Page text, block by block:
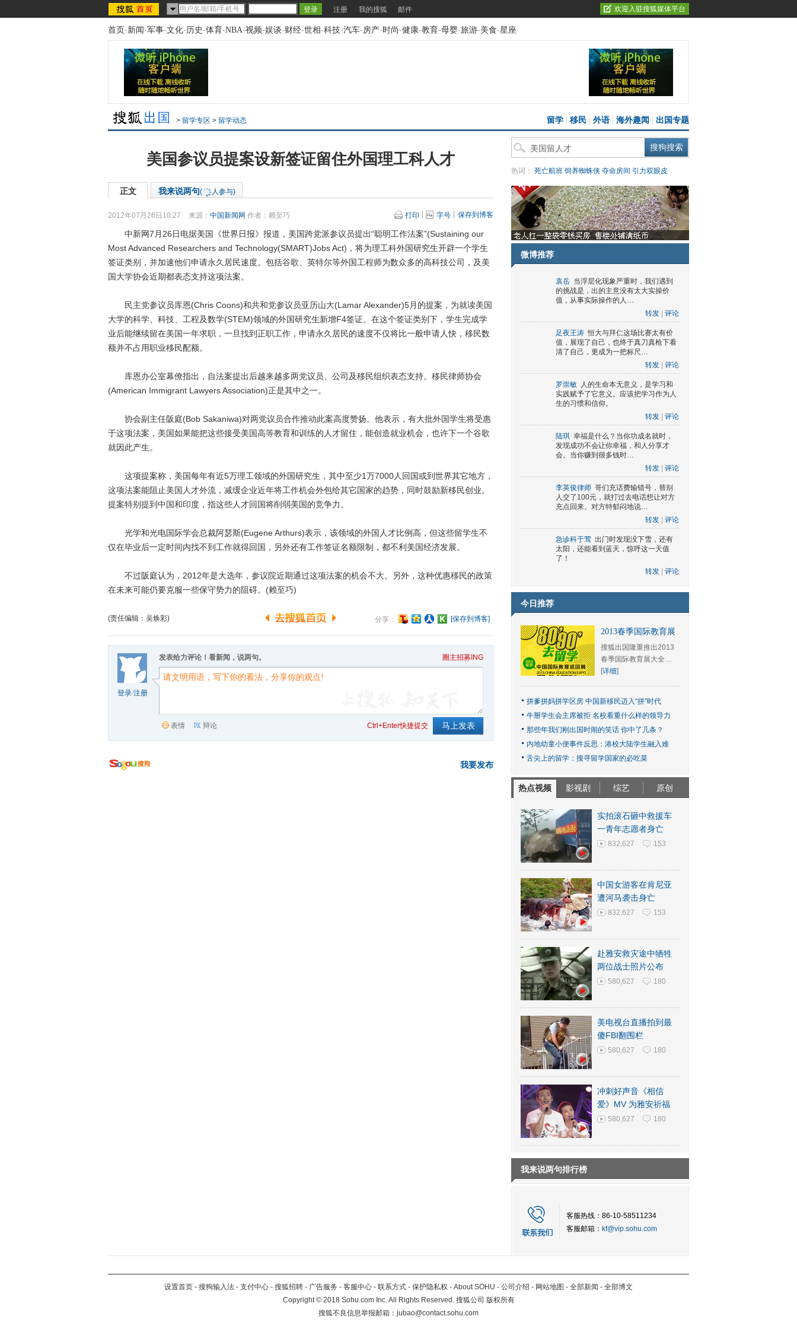
注册 我的搜狐 邮件 欢迎入驻搜狐媒体平台
首页-新闻-军事-文化-历史-体育-NBA-视频-娱谈-财经-世相-科技-汽车-房产-时尚-健康-教育-母婴-旅游-美食-星座
> 留学专区 > 留学动态 留学 移民 外语| 海外趣闻 出国专题
美国参议员提案设新签证留住外国理工科人才
正文 我来说两句( 人参与)
2012年07月26日10:27 来源： 中国新闻网 作者：赖至巧 打印 字号 保存到博客
中新网7月26日电据美国《世界日报》报道，美国跨党派参议员提出“聪明工作法案”(Sustaining our
Most Advanced Researchers and Technology(SMART)Jobs Act)，将为理工科外国研究生开辟一个学生
签证类别，并加速他们申请永久居民速度。包括谷歌、英特尔等外国工程师为数众多的高科技公司，及美
国大学协会近期都表态支持这项法案。
民主党参议员库恩(Chris Coons)和共和党参议员亚历山大(Lamar Alexander)5月的提案，为就读美国
大学的科学、科技、工程及数学(STEM)领域的外国研究生新增F4签证。在这个签证类别下，学生完成学
业后能继续留在美国一年求职，一旦找到正职工作，申请永久居民的速度不仅将比一般申请人快，移民数
额并不占用职业移民配额。
库恩办公室幕僚指出，自法案提出后越来越多两党议员、公司及移民组织表态支持。移民律师协会
(American Immigrant Lawyers Association)正是其中之一。
协会副主任阪庭(Bob Sakaniwa)对两党议员合作推动此案高度赞扬。他表示，有大批外国学生将受惠
于这项法案，美国如果能把这些接受美国高等教育和训练的人才留住，能创造就业机会，也许下一个谷歌
就因此产生。
这项提案称，美国每年有近5万理工领域的外国研究生，其中至少1万7000人回国或到世界其它地方，
这项法案能阻止美国人才外流，减缓企业近年将工作机会外包给其它国家的趋势，同时鼓励新移民创业。
提案特别提到中国和印度，指这些人才回国将削弱美国的竞争力。
光学和光电国际学会总裁阿瑟斯(Eugene Arthurs)表示，该领域的外国人才比例高，但这些留学生不
仅在毕业后一定时间内找不到工作就得回国，另外还有工作签证名额限制，都不利美国经济发展。
不过阪庭认为，2012年是大选年，参议院近期通过这项法案的机会不大。另外，这种优惠移民的政策
在未来可能仍要克服一些保守势力的阻碍。(赖至巧)
(责任编辑：吴焕彩) 分享： [保存到博客]
登录/注册
发表给力评论！看新闻，说两句。 圈主招募ING
表情 辩论 Ctrl+Enter快捷提交
我要发布
热词： 死亡航班 饲养蜘蛛侠 夺命房间 引力双眼皮
微博推荐
袁岳 当浮层化现象严重时，我们遇到
的挑战是，出的主意没有太大实操价
值，从事实际操作的人…
转发
评论
足夜王涛 恒大与拜仁这场比赛太有价
值，展现了自己，也终于真刀真枪下看
清了自己，更成为一把标尺…
转发
评论
罗崇敏 人的生命本无意义，是学习和
实践赋予了它意义。应该把学习作为人
生的习惯和信仰。
转发
评论
陆琪 幸福是什么？当你功成名就时，
发现成功不会让你幸福，和人分享才
会。当你赚到很多钱时…
转发
评论
李英俊律师 哥们充话费输错号，替别
人交了100元，就打过去电话想让对方
充点回来。对方特郁闷地说…
转发
评论
急诊科于莺 出门时发现没下雪，还有
太阳，还能看到蓝天，惊呼这一天值
了！
转发
评论
今日推荐
2013春季国际教育展
搜狐出国隆重推出2013
春季国际教育展大全…
[详细]
拼爹拼妈拼学区房 中国新移民迈入“拼”时代
牛掰学生会主席被拒 名校看重什么样的领导力
那些年我们刚出国时闹的笑话 你中了几条？
内地幼童小便事件反思：港校大陆学生融入难
舌尖上的留学：搜寻留学国家的必吃菜
热点视频 影视剧 综艺 原创
实拍滚石砸中救援车
一青年志愿者身亡
832,627 153
中国女游客在肯尼亚
遭河马袭击身亡
832,627 153
赴雅安救灾途中牺牲
两位战士照片公布
580,627 180
美电视台直播拍到最
傻FBI翻围栏
580,627 180
冲刺好声音《相信
爱》MV 为雅安祈福
580,627 180
我来说两句排行榜
客服热线：86-10-58511234
客服邮箱： kf@vip.sohu.com
设置首页 - 搜狗输入法 - 支付中心 - 搜狐招聘 - 广告服务 - 客服中心 - 联系方式 - 保护隐私权 - About SOHU - 公司介绍 - 网站地图 - 全部新闻 - 全部博文
Copyright©2018 Sohu.com Inc. All Rights Reserved. 搜狐公司 版权所有
搜狐不良信息举报邮箱： jubao@contact.sohu.com